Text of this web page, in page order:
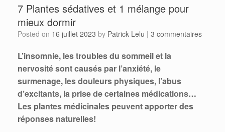
7 Plantes sédatives et 1 mélange pour
mieux dormir
Posted on 16 juillet 2023 by Patrick Lelu | 3 commentaires
L’insomnie, les troubles du sommeil et la
nervosité sont causés par l’anxiété, le
surmenage, les douleurs physiques, l’abus
d’excitants, la prise de certaines médications…
Les plantes médicinales peuvent apporter des
réponses naturelles!